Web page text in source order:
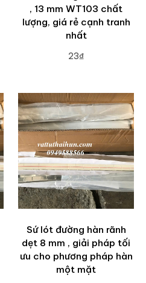
, 13 mm WT103 chất
lượng, giá rẻ cạnh tranh
nhất
23₫
Sứ lót đường hàn rãnh
dẹt 8 mm , giải pháp tối
ưu cho phương pháp hàn
một mặt